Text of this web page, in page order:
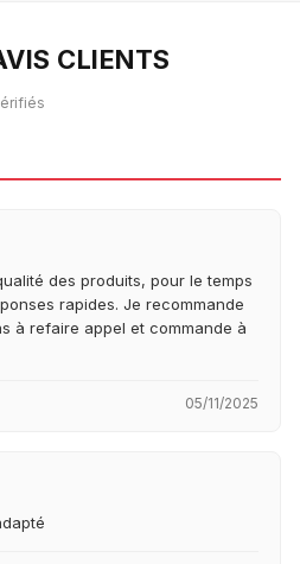
CLIENTS
des produits, pour le temps
rapides. Je recommande
à refaire appel et commande à
05/11/2025